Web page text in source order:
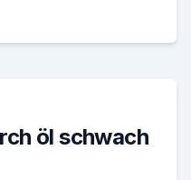
öl schwach